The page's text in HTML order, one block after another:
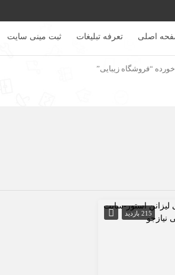
اصلی تعرفه تبلیغات ثبت مینی سایت
“فروشگاه زیبایی”
215 بازدید